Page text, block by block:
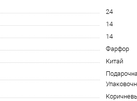
24
14
14
Фарфор
Китай